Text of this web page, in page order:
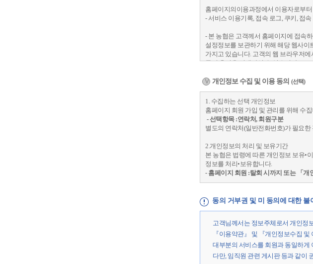
① "위의 이용약관에 동의하여 이용계
는 것으로 간주됩니다.
② 이용계약은 이용자의 이용신청에
[제 6 조 (이용신청)]
② 온라인 이용신청 양식에 기재하는
적인 보호를 받을 수 없으며, 서비스
[제 7 조 (이용자정보 사용에 대한
① 이용자의 개인 정보에 대해서는 농
로 이용합니다.
③ 이용자가 회사 및 회사와 제휴한 서
다. 단, 회사는 회원 정보 제공 이전에
④ 이용자가 이용신청서에 이용자정보
[제 8 조 (이용신청의 승낙)]
① 회사는 이용자가 제 6 조에서 정한
습니다.
② 회사는 다음 각 호의 1에 해당하는
홈페이지의이용과정에서 이용자로부
- 서비스 이용기록, 접속 로그, 쿠키, 접
- 본 농협은 고객께서 홈페이지에 접속
설정정보를 보관하기 위해 해당 웹사
가지고 있습니다. 고객의 웹 브라우저
등의 옵션을 선택하실 수 있습니다.
단 고객이 쿠키의 저장을 거부하는 옵
2. 개인정보의 처리 및 보유기간
본 농협은 법령에 따른 개인정보 보유•
정보를 처리•보유합니다.
-홈페이지 회원 :탈회 시까지 또는 「
3. 개인정보의 파기
본 농협은 원칙적으로 이용자의 개인정
전자상거래 등에서의 소비자 보호에 관
래와 같습니다.
- 전자상거래 등에서 소비자 보호에 관
계약 또는 청약철회 등에 관한 기록: 5
소비자의 불만 또는 분쟁처리에 관한
- 전자금융거래법
전자금융에 관한 기록: 5년 보관
로그인 기록: 3개월
개인정보 수집 및 이용 동의 (선택)
1. 수집하는 선택 개인정보
홈페이지 회원 가입 및 관리를 위해 수
- 선택항목 :연락처, 회원구분
별도의 연락처(일반전화번호)가 필요
2.개인정보의 처리 및 보유기간
본 농협은 법령에 따른 개인정보 보유•
정보를 처리•보유합니다.
- 홈페이지 회원 :탈회 시까지 또는 「
동의 거부권 및 미 동의에 대한 불
고객님께서는 정보주체로서 개인정
『이용약관』 및 『개인정보수집
대부분의 서비스를 회원과 동일하게
다만, 임직원 관련 게시판 등과 같이